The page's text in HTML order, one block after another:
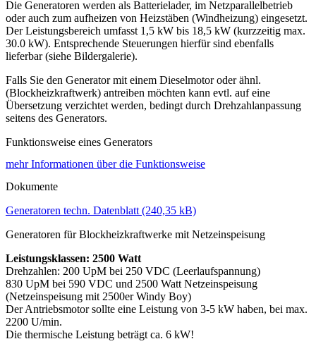
Die Generatoren werden als Batterielader, im Netzparallelbetrieb
oder auch zum aufheizen von Heizstäben (Windheizung) eingesetzt.
Der Leistungsbereich umfasst 1,5 kW bis 18,5 kW (kurzzeitig max.
30.0 kW). Entsprechende Steuerungen hierfür sind ebenfalls
lieferbar (siehe Bildergalerie).
Falls Sie den Generator mit einem Dieselmotor oder ähnl.
(Blockheizkraftwerk) antreiben möchten kann evtl. auf eine
Übersetzung verzichtet werden, bedingt durch Drehzahlanpassung
seitens des Generators.
Funktionsweise eines Generators
mehr Informationen über die Funktionsweise
Dokumente
Generatoren techn. Datenblatt
Generatoren für Blockheizkraftwerke mit Netzeinspeisung
Leistungsklassen: 2500 Watt
Drehzahlen: 200 UpM bei 250 VDC (Leerlaufspannung)
830 UpM bei 590 VDC und 2500 Watt Netzeinspeisung
(Netzeinspeisung mit 2500er Windy Boy)
Der Antriebsmotor sollte eine Leistung von 3-5 kW haben, bei max.
2200 U/min.
Die thermische Leistung beträgt ca. 6 kW!